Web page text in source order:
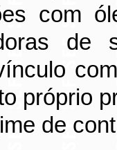
com
de
próprio
de